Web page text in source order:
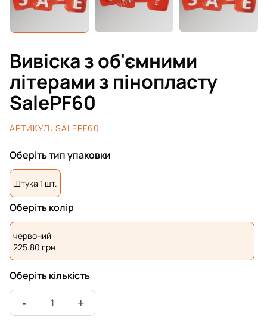
Вивіска з об'ємними
літерами з пінопласту
SalePF60
АРТИКУЛ: SALEPF60
Оберіть тип упаковки
Штука 1 шт.
Оберіть колір
червоний
225.80 грн
Оберіть кількість